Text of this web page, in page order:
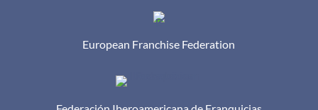
European Franchise Federation